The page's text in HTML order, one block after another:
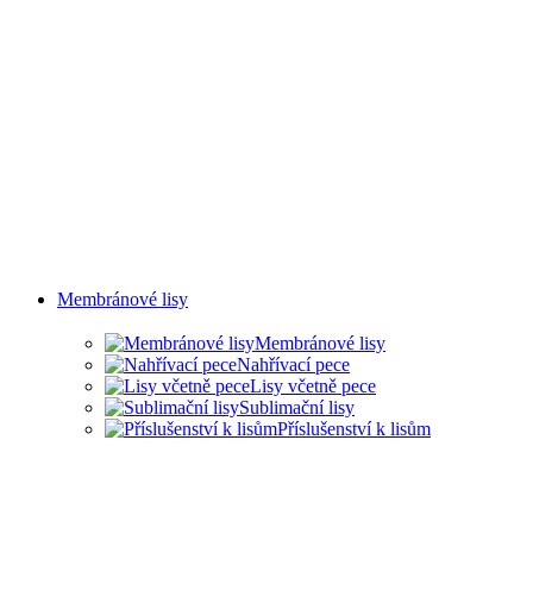
Membránové lisy
Membránové lisy
Nahřívací pece
Lisy včetně pece
Sublimační lisy
Příslušenství k lisům